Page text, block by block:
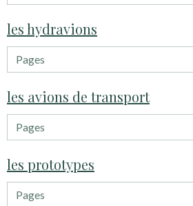
les hydravions
les avions de transport
les prototypes